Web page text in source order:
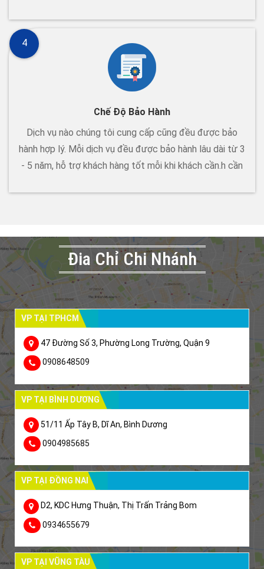
Chế Độ Bảo Hành
Dịch vụ nào chúng tôi cung cấp cũng đều được bảo
hành hợp lý. Mỗi dịch vụ đều được bảo hành lâu dài từ 3
- 5 năm, hỗ trợ khách hàng tốt mỗi khi khách cần.h cần
4
Đia Chỉ Chi Nhánh
VP TẠI TPHCM
47 Đường Số 3, Phường Long Trường, Quận 9
0908648509
VP TẠI BÌNH DƯƠNG
51/11 Ấp Tây B, Dĩ An, Bình Dương
0904985685
VP TẠI ĐỒNG NAI
D2, KDC Hưng Thuận, Thị Trấn Trảng Bom
0934655679
VP TẠI VŨNG TÀU